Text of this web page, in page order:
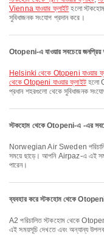
Vienna যাওয়ার ফ্লাইট হলো
সুবিধাজনক সংযোগ প্রদান করে।
Otopeni-এ যাওয়ার সবচেয়ে
Helsinki থেকে Otopeni যাওয়ার
থেকে Otopeni যাওয়ার ফ্লাইটহলো
প্রধান শহরগুলো থেকে সুবিধাজনক
স্টকহোম থেকে Otopeni-এ -এর
Norwegian Air Sweden পরিচালিত স্টকহোম থেকে Otopeni–এর সবচেয়েতম ফ্লাইটটি ০৬:১০
সময়ে ছাড়ে। আপনি Airpaz-এ এই
পারেন।
ব্যবহার করে স্টকহোম থেকে Otopeni
A2 পরিচালিত স্টকহোম থেকে Otopeni–এর সর্বশেষ ফ্লাইটটি ১৫:১৫ সময়ে ছাড়ে। আপনি Airpaz-এ
এই সময়সূচি দেখতে এবং অন্যান্য